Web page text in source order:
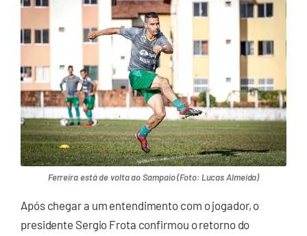
Ferreira está de volta ao Sampaio (Foto: Lucas Almeida)
Após chegar a um entendimento com o jogador, o
presidente Sergio Frota confirmou o retorno do